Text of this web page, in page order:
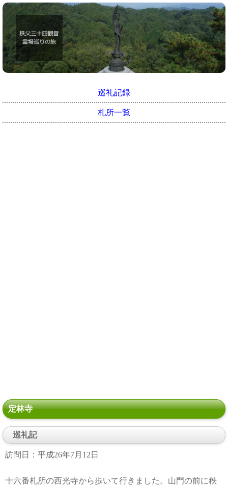
巡礼記録
札所一覧
定林寺
巡礼記
訪問日：平成26年7月12日
十六番札所の西光寺から歩いて行きました。山門の前に秩